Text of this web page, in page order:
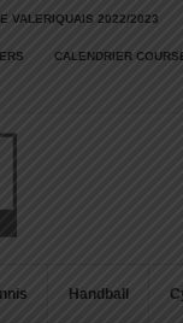
VALERIQUAIS 2022/2023
CALENDRIER
Handball